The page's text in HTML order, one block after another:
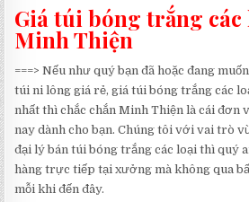
Giá túi bóng trắng các
Minh Thiện
===> Nếu như quý bạn đã hoặc đang
túi ni lông giá rẻ, giá túi bóng trắng các
nhất thì chắc chắn Minh Thiện là cái đơn
nay dành cho bạn. Chúng tôi với vai trò
đại lý bán túi bóng trắng các loại thì quý
hàng trực tiếp tại xưởng mà không qua
mỗi khi đến đây.